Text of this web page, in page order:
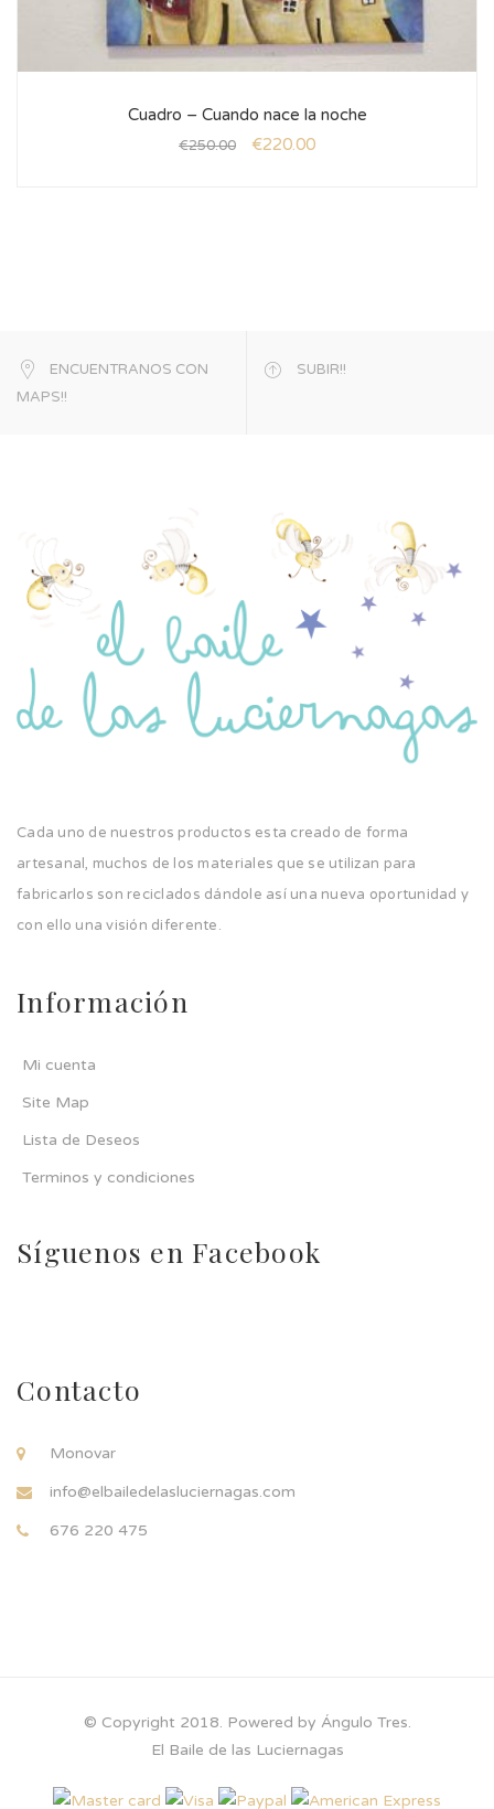
Cuadro – Cuando nace la noche
€250.00 €220.00
ENCUENTRANOS CON
MAPS!!
SUBIR!!
Cada uno de nuestros productos esta creado de forma
artesanal, muchos de los materiales que se utilizan para
fabricarlos son reciclados dándole así una nueva oportunidad y
con ello una visión diferente.
Información
Mi cuenta
Site Map
Lista de Deseos
Terminos y condiciones
Síguenos en Facebook
Contacto
Monovar
info@elbailedelasluciernagas.com
676 220 475
© Copyright 2018. Powered by Ángulo Tres.
El Baile de las Luciernagas